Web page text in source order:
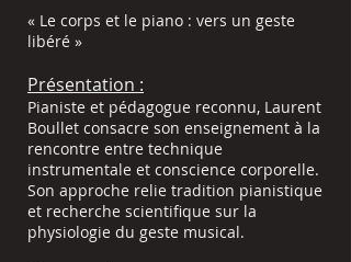
« Le corps et le piano : vers un geste
libéré »
Présentation :
Pianiste et pédagogue reconnu, Laurent
Boullet consacre son enseignement à la
rencontre entre technique
instrumentale et conscience corporelle.
Son approche relie tradition pianistique
et recherche scientifique sur la
physiologie du geste musical.